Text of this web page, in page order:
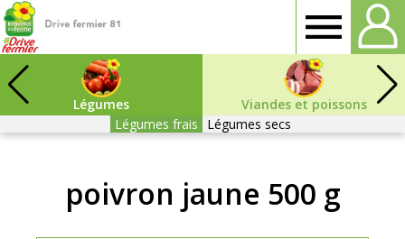
Tarn
Légumes
Viandes et poissons
Légumes frais
Légumes secs
poivron jaune 500 g